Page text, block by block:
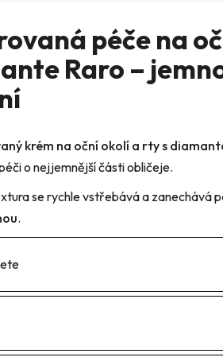
péče na
Raro –
krém na oční okolí a rty s
o nejjemnější části obličeje.
se rychle vstřebává a zanechává
.